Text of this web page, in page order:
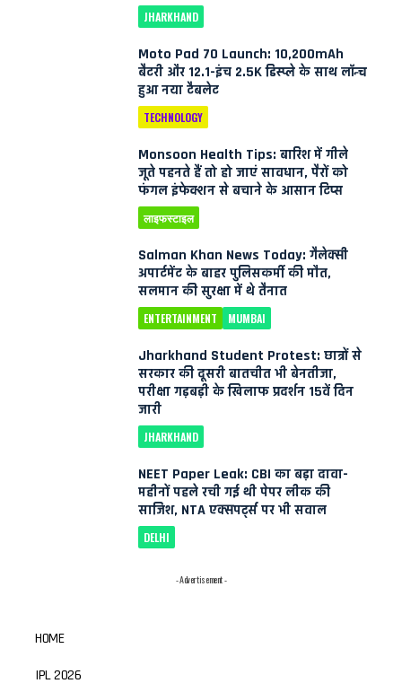
JHARKHAND
Moto Pad 70 Launch: 10,200mAh
बैटरी और 12.1-इंच 2.5K डिस्प्ले के साथ लॉन्च
हुआ नया टैबलेट
TECHNOLOGY
Monsoon Health Tips: बारिश में गीले
जूते पहनते हैं तो हो जाएं सावधान, पैरों को
फंगल इंफेक्शन से बचाने के आसान टिप्स
लाइफस्टाइल
Salman Khan News Today: गैलेक्सी
अपार्टमेंट के बाहर पुलिसकर्मी की मौत,
सलमान की सुरक्षा में थे तैनात
ENTERTAINMENT MUMBAI
Jharkhand Student Protest: छात्रों से
सरकार की दूसरी बातचीत भी बेनतीजा,
परीक्षा गड़बड़ी के खिलाफ प्रदर्शन 15वें दिन
जारी
JHARKHAND
NEET Paper Leak: CBI का बड़ा दावा-
महीनों पहले रची गई थी पेपर लीक की
साजिश, NTA एक्सपर्ट्स पर भी सवाल
DELHI
- Advertisement -
HOME
IPL 2026